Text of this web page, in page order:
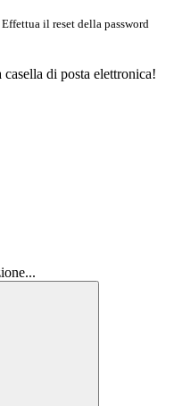
il reset della password
di posta elettronica!